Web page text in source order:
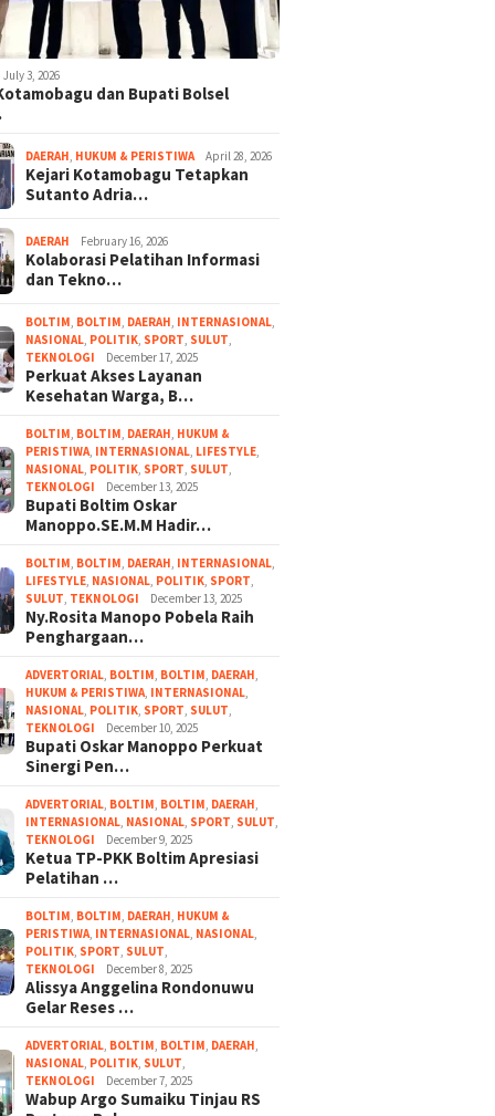
July 3, 2026
dan Bupati Bolsel
DAERAH, HUKUM & PERISTIWA April 28, 2026
Kejari Kotamobagu Tetapkan
Sutanto Adria…
DAERAH February 16, 2026
Kolaborasi Pelatihan Informasi
dan Tekno…
BOLTIM, BOLTIM, DAERAH, INTERNASIONAL,
NASIONAL, POLITIK, SPORT, SULUT,
TEKNOLOGI
December 17, 2025
Perkuat Akses Layanan
Kesehatan Warga, B…
BOLTIM, BOLTIM, DAERAH, HUKUM &
PERISTIWA, INTERNASIONAL, LIFESTYLE,
NASIONAL, POLITIK, SPORT, SULUT,
TEKNOLOGI
December 13, 2025
Bupati Boltim Oskar
Manoppo.SE.M.M Hadir…
BOLTIM, BOLTIM, DAERAH, INTERNASIONAL,
LIFESTYLE, NASIONAL, POLITIK, SPORT,
SULUT, TEKNOLOGI December 13, 2025
Ny.Rosita Manopo Pobela Raih
Penghargaan…
ADVERTORIAL, BOLTIM, BOLTIM, DAERAH,
HUKUM & PERISTIWA, INTERNASIONAL,
NASIONAL, POLITIK, SPORT, SULUT,
TEKNOLOGI
December 10, 2025
Bupati Oskar Manoppo Perkuat
Sinergi Pen…
ADVERTORIAL, BOLTIM, BOLTIM, DAERAH,
INTERNASIONAL, NASIONAL, SPORT, SULUT,
TEKNOLOGI
December 9, 2025
Ketua TP-PKK Boltim Apresiasi
Pelatihan …
BOLTIM, BOLTIM, DAERAH, HUKUM &
PERISTIWA, INTERNASIONAL, NASIONAL,
POLITIK, SPORT, SULUT,
TEKNOLOGI
December 8, 2025
Alissya Anggelina Rondonuwu
Gelar Reses …
ADVERTORIAL, BOLTIM, BOLTIM, DAERAH,
NASIONAL, POLITIK, SULUT,
TEKNOLOGI
December 7, 2025
Wabup Argo Sumaiku Tinjau RS